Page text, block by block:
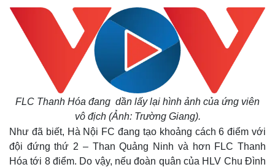
FLC Thanh Hóa đang dần lấy lại hình ảnh của ứng viên
vô địch (Ảnh: Trường Giang).
Như đã biết, Hà Nội FC đang tạo khoảng cách 6 điểm với
đội đứng thứ 2 – Than Quảng Ninh và hơn FLC Thanh
Hóa tới 8 điểm. Do vậy, nếu đoàn quân của HLV Chu Đình